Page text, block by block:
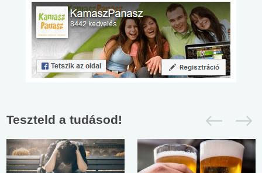
Teszteld a tudásod!